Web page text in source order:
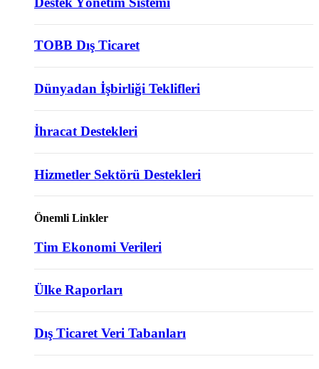
TOBB Dış Ticaret
Dünyadan İşbirliği Teklifleri
İhracat Destekleri
Hizmetler Sektörü Destekleri
Önemli Linkler
Tim Ekonomi Verileri
Ülke Raporları
Dış Ticaret Veri Tabanları